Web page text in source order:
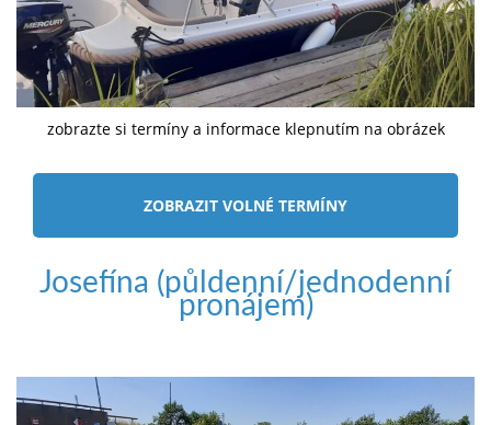
zobrazte si termíny a informace klepnutím na obrázek
ZOBRAZIT VOLNÉ TERMÍNY
Josefína (půldenní/jednodenní
pronájem)